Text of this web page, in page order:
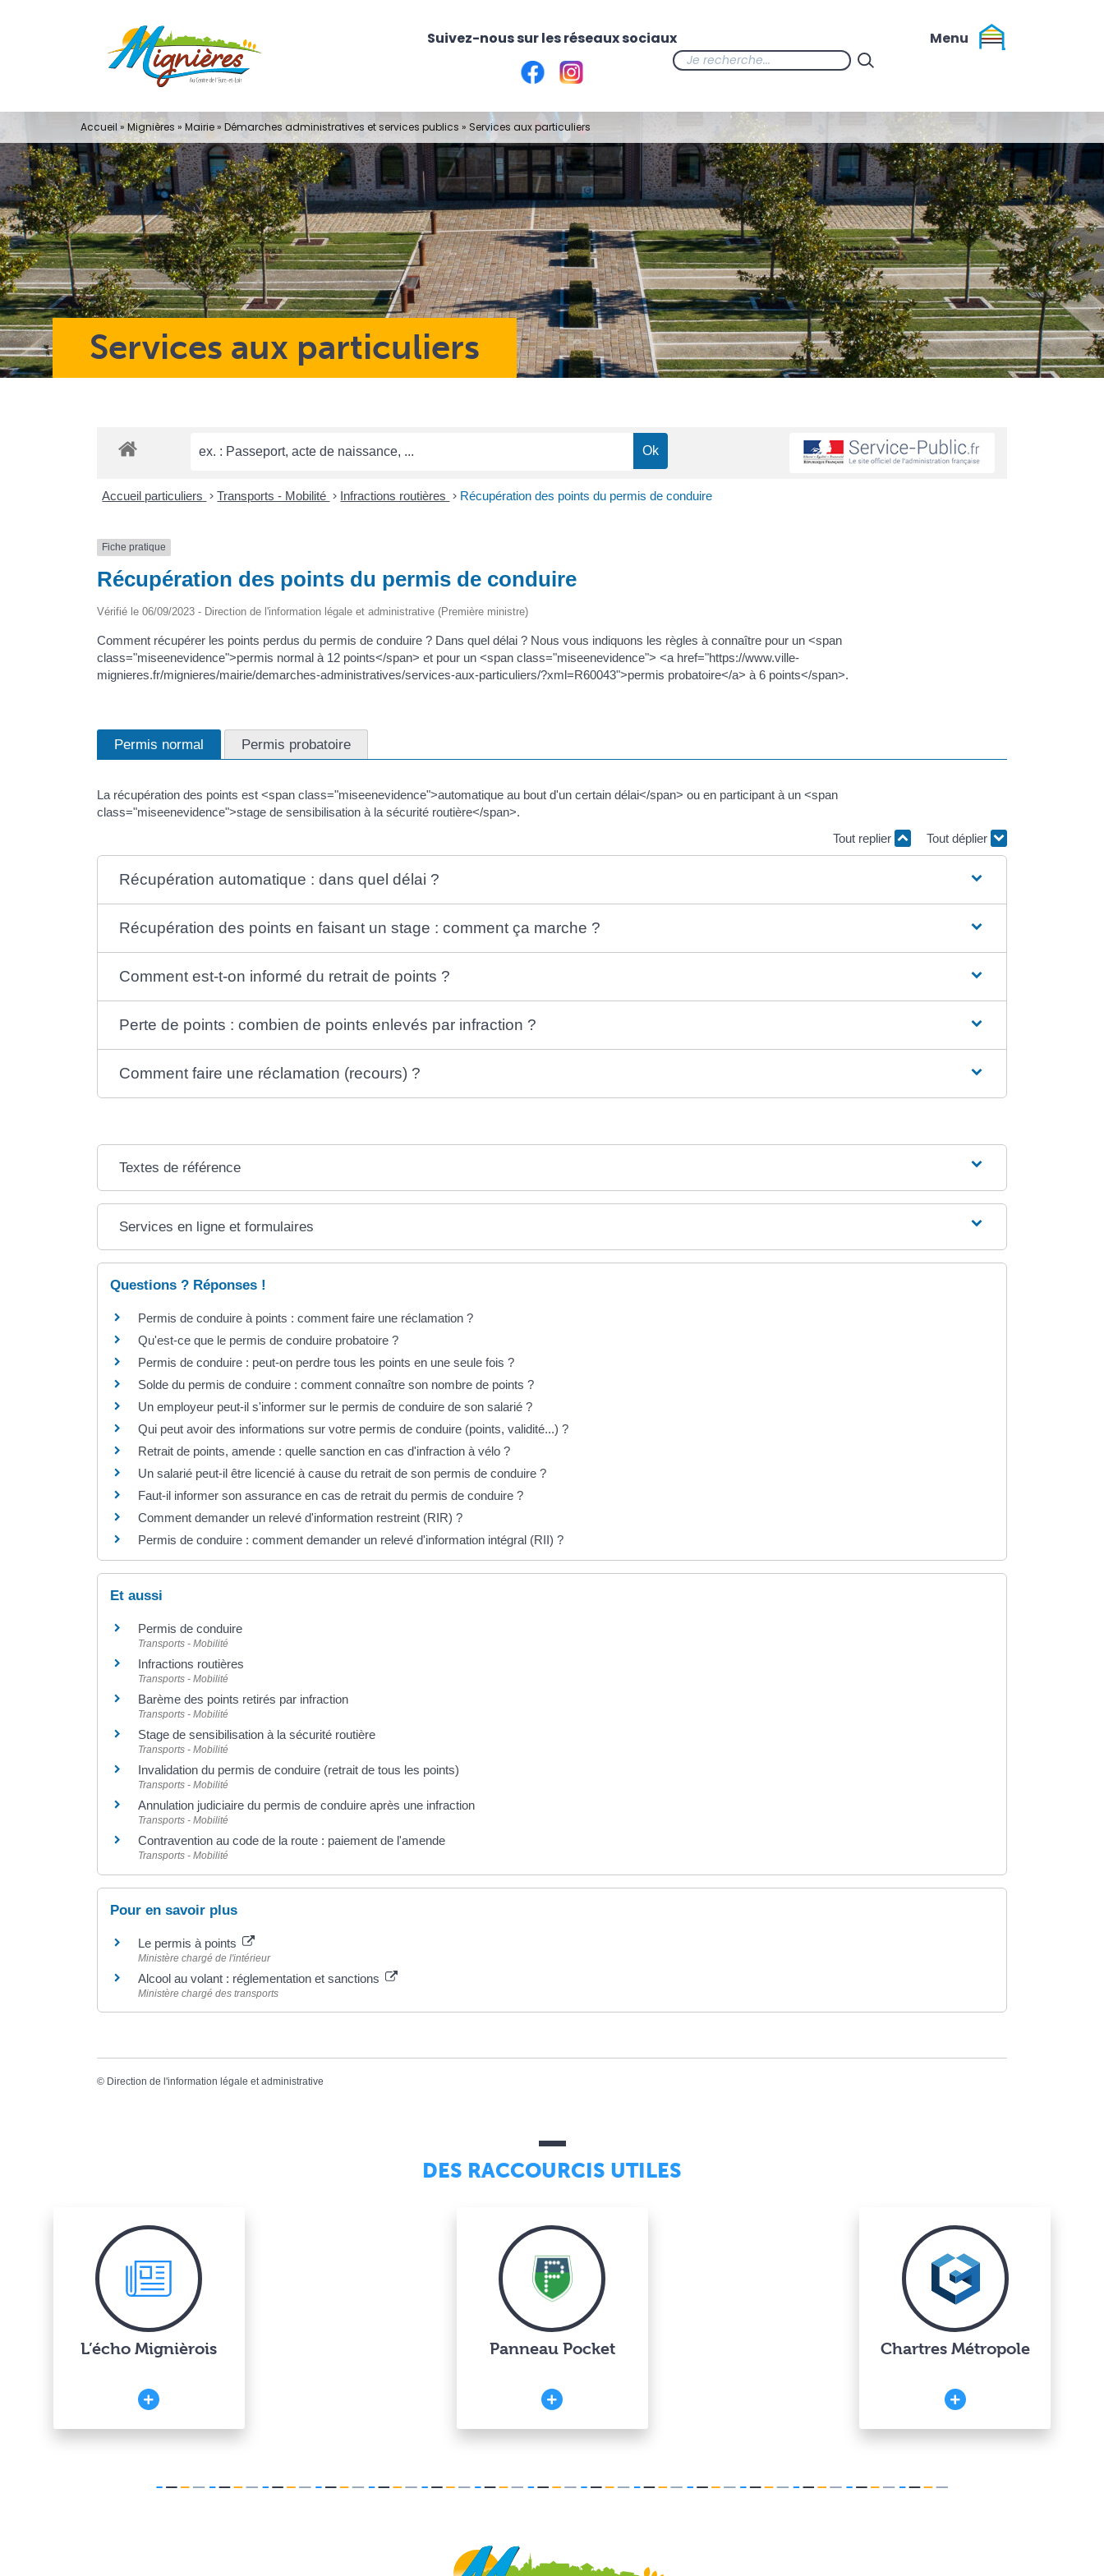
Services aux particuliers
Accueil » Mignières » Mairie» Démarches administratives et services publics » Services aux particuliers
Accueil particuliers > Transports - Mobilité > Infractions routières > Récupération des points du permis de conduire
Fiche pratique
Récupération des points du permis de conduire
Vérifié le 06/09/2023 - Direction de l'information légale et administrative (Première ministre)
Comment récupérer les points perdus du permis de conduire ? Dans quel délai ? Nous vous indiquons les règles à connaître pour un <span
class="miseenevidence">permis normal à 12 points</span> et pour un <span class="miseenevidence"> <a href="https://www.ville-
mignieres.fr/mignieres/mairie/demarches-administratives/services-aux-particuliers/?xml=R60043">permis probatoire</a> à 6 points</span>.
Permis normal Permis probatoire
La récupération des points est <span class="miseenevidence">automatique au bout d'un certain délai</span> ou en participant à un <span
class="miseenevidence">stage de sensibilisation à la sécurité routière</span>.
Tout replier
Tout déplier
Récupération automatique : dans quel délai ?
Récupération des points en faisant un stage : comment ça marche ?
Comment est-t-on informé du retrait de points ?
Perte de points : combien de points enlevés par infraction ?
Comment faire une réclamation (recours) ?
Textes de référence
Services en ligne et formulaires
Questions ? Réponses !
Permis de conduire à points : comment faire une réclamation ?
Qu'est-ce que le permis de conduire probatoire ?
Permis de conduire : peut-on perdre tous les points en une seule fois ?
Solde du permis de conduire : comment connaître son nombre de points ?
Un employeur peut-il s'informer sur le permis de conduire de son salarié ?
Qui peut avoir des informations sur votre permis de conduire (points, validité...) ?
Retrait de points, amende : quelle sanction en cas d'infraction à vélo ?
Un salarié peut-il être licencié à cause du retrait de son permis de conduire ?
Faut-il informer son assurance en cas de retrait du permis de conduire ?
Comment demander un relevé d'information restreint (RIR) ?
Permis de conduire : comment demander un relevé d'information intégral (RII) ?
Et aussi
Permis de conduire
Transports - Mobilité
Infractions routières
Transports - Mobilité
Barème des points retirés par infraction
Transports - Mobilité
Stage de sensibilisation à la sécurité routière
Transports - Mobilité
Invalidation du permis de conduire (retrait de tous les points)
Transports - Mobilité
Annulation judiciaire du permis de conduire après une infraction
Transports - Mobilité
Contravention au code de la route : paiement de l'amende
Transports - Mobilité
Pour en savoir plus
Le permis à points
Ministère chargé de l'intérieur
Alcool au volant : réglementation et sanctions
Ministère chargé des transports
© Direction de l'information légale et administrative
DES RACCOURCIS UTILES
L’écho Mignièrois Panneau Pocket Chartres Métropole